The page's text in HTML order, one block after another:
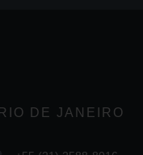
RIO DE JANEIRO